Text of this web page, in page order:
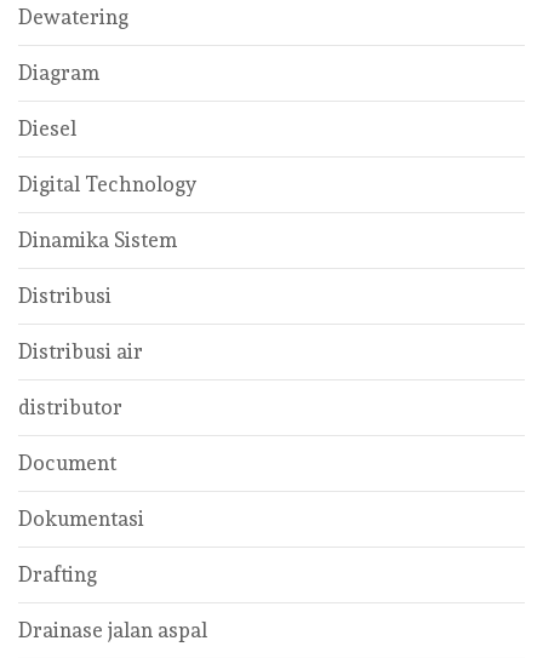
Dewatering
Diagram
Diesel
Digital Technology
Dinamika Sistem
Distribusi
Distribusi air
distributor
Document
Dokumentasi
Drafting
Drainase jalan aspal